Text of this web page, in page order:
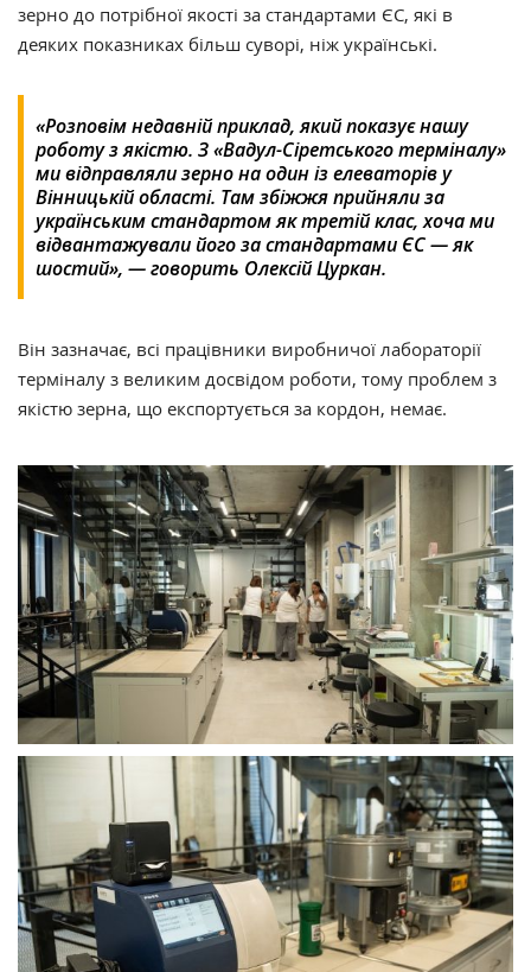
зерно до потрібної якості за стандартами ЄС, які в
деяких показниках більш суворі, ніж українські.
«Розповім недавній приклад, який показує нашу
роботу з якістю. З «Вадул-Сіретського терміналу»
ми відправляли зерно на один із елеваторів у
Вінницькій області. Там збіжжя прийняли за
українським стандартом як третій клас, хоча ми
відвантажували його за стандартами ЄС — як
шостий», — говорить Олексій Цуркан.
Він зазначає, всі працівники виробничої лабораторії
терміналу з великим досвідом роботи, тому проблем з
якістю зерна, що експортується за кордон, немає.